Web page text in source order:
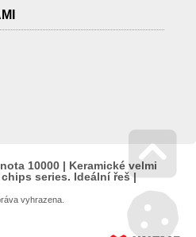
10000 | Keramické velmi
series. Ideální řeš |
vyhrazena. Go